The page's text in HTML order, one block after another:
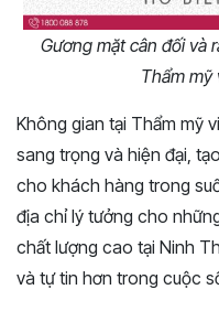
Gương mặt cân đối và
Thẩm mỹ
Không gian tại Thẩm mỹ
sang trọng và hiện đại,
cho khách hàng trong
địa chỉ lý tưởng cho
chất lượng cao tại Ninh
và tự tin hơn trong cuộc